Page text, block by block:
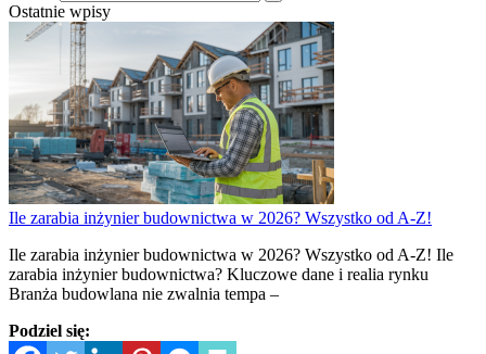
Ostatnie wpisy
Ile zarabia inżynier budownictwa w 2026? Wszystko od A-Z!
Ile zarabia inżynier budownictwa w 2026? Wszystko od A-Z! Ile
zarabia inżynier budownictwa? Kluczowe dane i realia rynku
Branża budowlana nie zwalnia tempa –
Podziel się: